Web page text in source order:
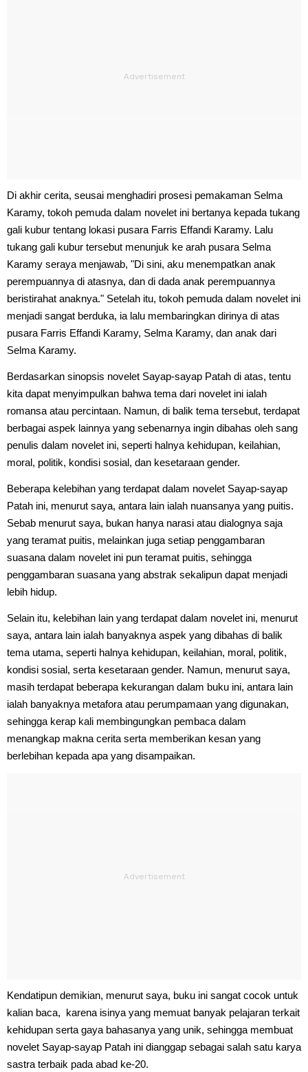
Di akhir cerita, seusai menghadiri prosesi pemakaman Selma
Karamy, tokoh pemuda dalam novelet ini bertanya kepada tukang
gali kubur tentang lokasi pusara Farris Effandi Karamy. Lalu
tukang gali kubur tersebut menunjuk ke arah pusara Selma
Karamy seraya menjawab, "Di sini, aku menempatkan anak
perempuannya di atasnya, dan di dada anak perempuannya
beristirahat anaknya." Setelah itu, tokoh pemuda dalam novelet ini
menjadi sangat berduka, ia lalu membaringkan dirinya di atas
pusara Farris Effandi Karamy, Selma Karamy, dan anak dari
Selma Karamy.
Berdasarkan sinopsis novelet Sayap-sayap Patah di atas, tentu
kita dapat menyimpulkan bahwa tema dari novelet ini ialah
romansa atau percintaan. Namun, di balik tema tersebut, terdapat
berbagai aspek lainnya yang sebenarnya ingin dibahas oleh sang
penulis dalam novelet ini, seperti halnya kehidupan, keilahian,
moral, politik, kondisi sosial, dan kesetaraan gender.
Beberapa kelebihan yang terdapat dalam novelet Sayap-sayap
Patah ini, menurut saya, antara lain ialah nuansanya yang puitis.
Sebab menurut saya, bukan hanya narasi atau dialognya saja
yang teramat puitis, melainkan juga setiap penggambaran
suasana dalam novelet ini pun teramat puitis, sehingga
penggambaran suasana yang abstrak sekalipun dapat menjadi
lebih hidup.
Selain itu, kelebihan lain yang terdapat dalam novelet ini, menurut
saya, antara lain ialah banyaknya aspek yang dibahas di balik
tema utama, seperti halnya kehidupan, keilahian, moral, politik,
kondisi sosial, serta kesetaraan gender. Namun, menurut saya,
masih terdapat beberapa kekurangan dalam buku ini, antara lain
ialah banyaknya metafora atau perumpamaan yang digunakan,
sehingga kerap kali membingungkan pembaca dalam
menangkap makna cerita serta memberikan kesan yang
berlebihan kepada apa yang disampaikan.
Kendatipun demikian, menurut saya, buku ini sangat cocok untuk
kalian baca, karena isinya yang memuat banyak pelajaran terkait
kehidupan serta gaya bahasanya yang unik, sehingga membuat
novelet Sayap-sayap Patah ini dianggap sebagai salah satu karya
sastra terbaik pada abad ke-20.